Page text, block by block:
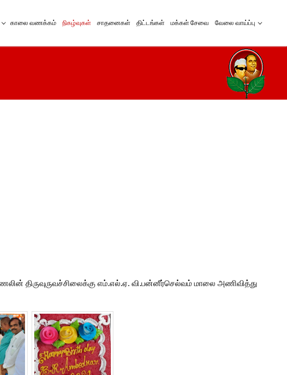
காலை வணக்கம் நிகழ்வுகள் சாதனைகள் திட்டங்கள் மக்கள் சேவை வேலை வாய்ப்பு
திருவுருவச்சிலைக்கு எம்.எல்.ஏ. வி.பன்னீர்செல்வம் மாலை அணிவித்து